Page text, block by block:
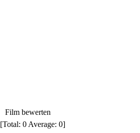
Film bewerten
[Total: 0 Average: 0]